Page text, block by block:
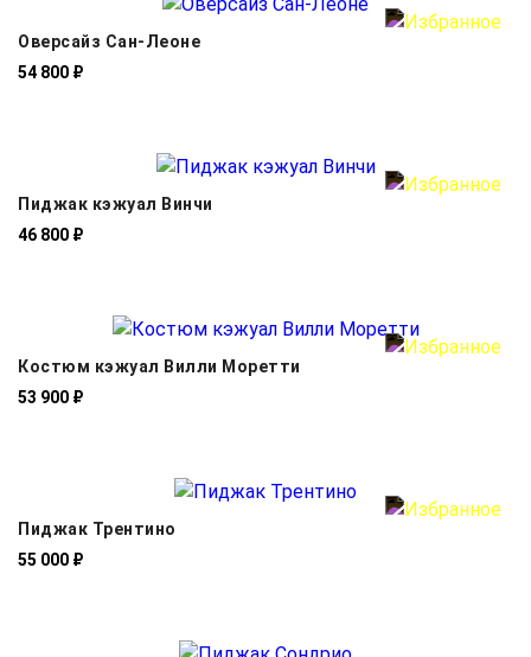
Оверсайз Сан-Леоне
54 800 ₽
Пиджак кэжуал Винчи
46 800 ₽
Костюм кэжуал Вилли Моретти
53 900 ₽
Пиджак Трентино
55 000 ₽